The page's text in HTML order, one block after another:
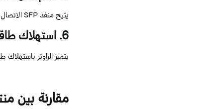
يتيحمنفذSFPالاتصال
6
.استهلاك
يتميزالراوترباستهلاك
مقارنة بين